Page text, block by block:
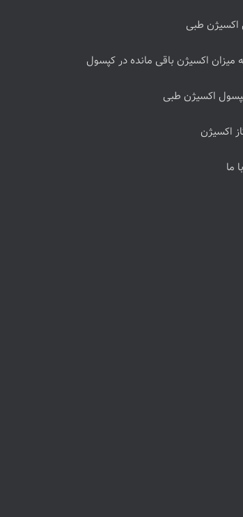
طبی
میزان اکسیژن باقی مانده در کپسول
اکسیژن طبی
اکسیژن
ما